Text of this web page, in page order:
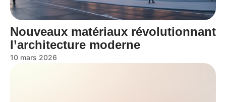
Nouveaux matériaux révolutionnant
l’architecture moderne
10 mars 2026